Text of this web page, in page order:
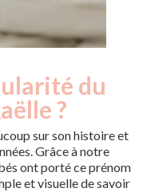
du
?
sur son histoire et
Grâce à notre
ont porté ce prénom
et visuelle de savoir